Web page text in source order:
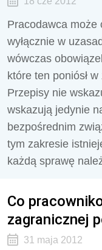
Pracodawca może
wyłącznie w
wówczas
które ten poniósł
Przepisy nie
wskazują jedynie
bezpośrednim
tym zakresie
każdą sprawę
Co
zagranicznej
31 maja 2012